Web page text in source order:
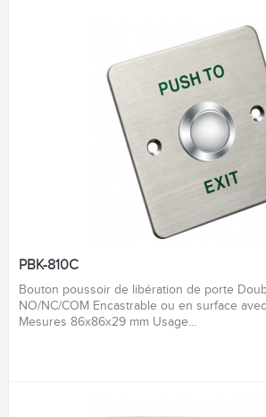
PBK-810C
Bouton poussoir de libération de porte
NO/NC/COM Encastrable ou en surface avec
Mesures 86x86x29 mm Usage...